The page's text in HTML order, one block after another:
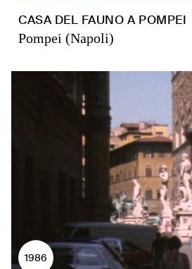
CASA DEL FAUNO A POMPEI
Pompei (Napoli)
1986